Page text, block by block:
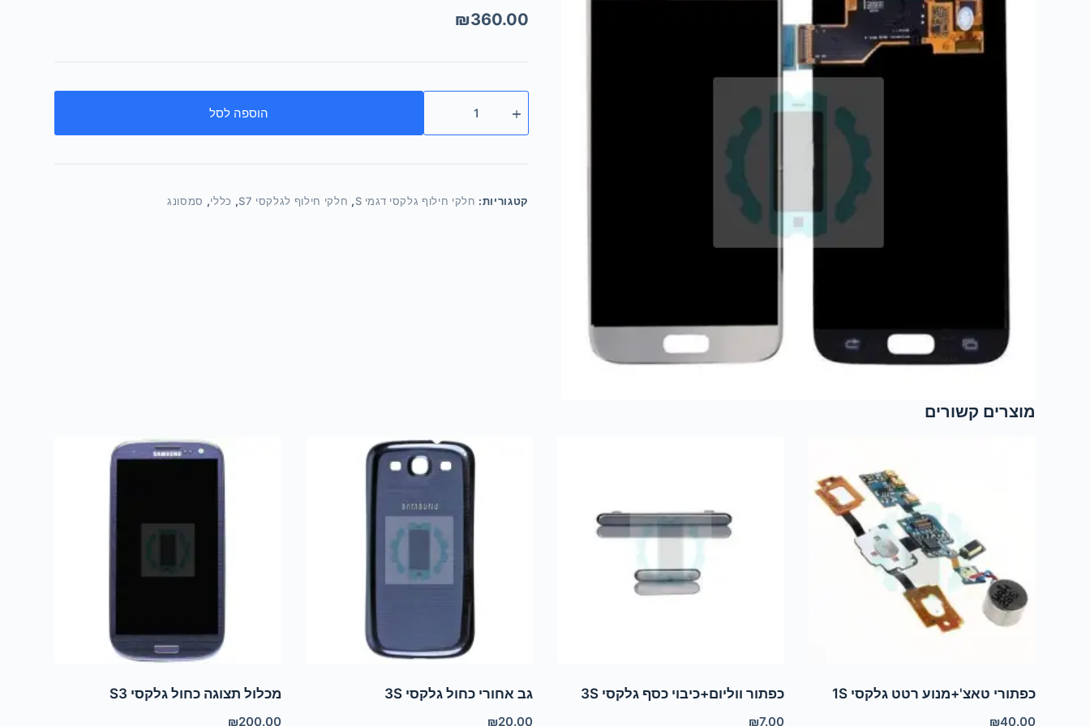
₪360.00
הוספה לסל
קטגוריות: חלקי חילוף גלקסי דגמי S , חלקי חילוף לגלקסי S7 , כללי, סמסונג
מוצרים קשורים
כפתורי טאצ'+מנוע רטט גלקסי 1S
₪40.00
כפתור ווליום+כיבוי כסף גלקסי 3S
₪7.00
גב אחורי כחול גלקסי 3S
₪20.00
מכלול תצוגה כחול גלקסי S3
₪200.00